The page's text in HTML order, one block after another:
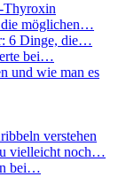
Thyroxin
die möglichen…
6 Dinge, die…
bei…
und wie man es
verstehen
vielleicht noch…
bei…